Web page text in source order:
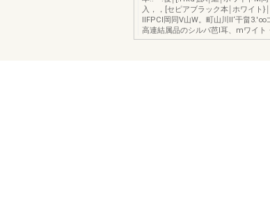
入，，[セピアブラック本￨ホワイト}
llFPCI岡同V山W。町山川II‘干畠3.'∞
高連結属品のシルパ芭l耳、mワイト